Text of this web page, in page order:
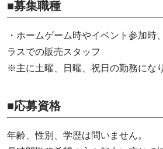
■募集職種
・ホームゲーム時やイベント参加時
ラスでの販売スタッフ
※主に土曜、日曜、祝日の勤務になり
■応募資格
年齢、性別、学歴は問いません。